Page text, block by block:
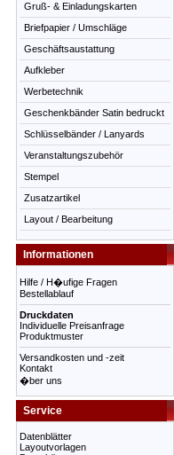
Gruß- & Einladungskarten
Briefpapier / Umschläge
Geschäftsaustattung
Aufkleber
Werbetechnik
Geschenkbänder Satin bedruckt
Schlüsselbänder / Lanyards
Veranstaltungszubehör
Stempel
Zusatzartikel
Layout / Bearbeitung
Informationen
Hilfe / H�ufige Fragen
Bestellablauf
Druckdaten
Individuelle Preisanfrage
Produktmuster
Versandkosten und -zeit
Kontakt
�ber uns
Service
Datenblätter
Layoutvorlagen